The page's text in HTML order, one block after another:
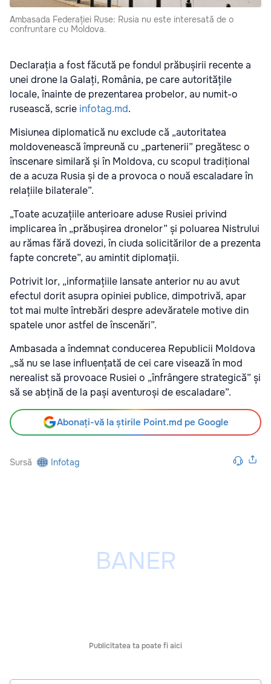
Ambasada Federației Ruse: Rusia nu este interesată de o
confruntare cu Moldova.
Declarația a fost făcută pe fondul prăbușirii recente a
unei drone la Galați, România, pe care autoritățile
locale, înainte de prezentarea probelor, au numit-o
rusească, scrie infotag.md.
Misiunea diplomatică nu exclude că „autoritatea
moldovenească împreună cu „partenerii” pregătesc o
înscenare similară și în Moldova, cu scopul tradițional
de a acuza Rusia și de a provoca o nouă escaladare în
relațiile bilaterale”.
„Toate acuzațiile anterioare aduse Rusiei privind
implicarea în „prăbușirea dronelor” și poluarea Nistrului
au rămas fără dovezi, în ciuda solicitărilor de a prezenta
fapte concrete”, au amintit diplomații.
Potrivit lor, „informațiile lansate anterior nu au avut
efectul dorit asupra opiniei publice, dimpotrivă, apar
tot mai multe întrebări despre adevăratele motive din
spatele unor astfel de înscenări”.
Ambasada a îndemnat conducerea Republicii Moldova
„să nu se lase influențată de cei care visează în mod
nerealist să provoace Rusiei o „înfrângere strategică” și
să se abțină de la pași aventuroși de escaladare”.
Abonați-vă la știrile Point.md pe Google
Sursă Infotag
Publicitatea ta poate fi aici